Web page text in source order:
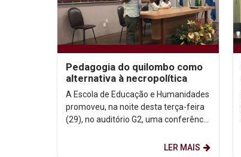
Pedagogia do quilombo como
alternativa à necropolítica
A Escola de Educação e Humanidades
promoveu, na noite desta terça-feira
(29), no auditório G2, uma conferência
LER MAIS